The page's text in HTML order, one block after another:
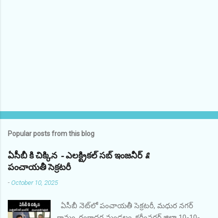
Popular posts from this blog
ఏసీబీ కి చిక్కిన - ఎలక్ట్రికల్ సబ్ ఇంజనీర్ &
పంచాయతీ సెక్రటరీ
-October 10, 2025
ఏసీబీ నెట్‌లో పంచాయతీ సెక్రటరీ, మధుర నగర్